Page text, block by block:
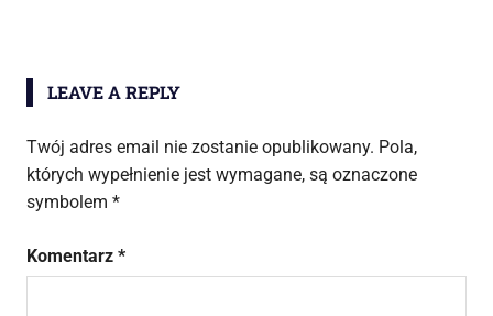
LEAVE A REPLY
Twój adres email nie zostanie opublikowany. Pola,
których wypełnienie jest wymagane, są oznaczone
symbolem *
Komentarz *